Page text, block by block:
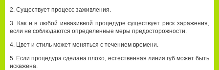
Существует процесс заживления.
Как и в любой инвазивной процедуре существует риск заражения,
если не соблюдаются определенные меры предосторожности.
Цвет и стиль может меняться с течением времени.
Если процедура сделана плохо, естественная линия губ может быть
искажена.